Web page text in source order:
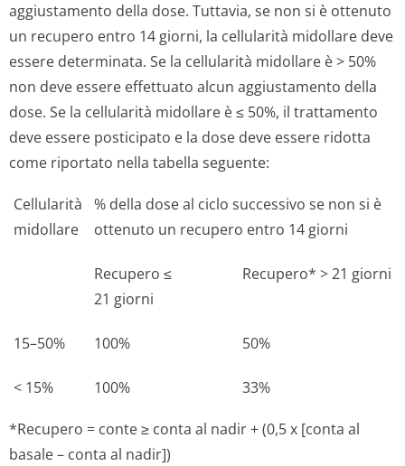
aggiustamento della dose. Tuttavia, se non si è ottenuto
un recupero entro 14 giorni, la cellularità midollare deve
essere determinata. Se la cellularità midollare è > 50%
non deve essere effettuato alcun aggiustamento della
dose. Se la cellularità midollare è ≤ 50%, il trattamento
deve essere posticipato e la dose deve essere ridotta
come riportato nella tabella seguente:
Cellularità
midollare
% della dose al ciclo successivo se non si è
ottenuto un recupero entro 14 giorni
Recupero ≤
21 giorni
Recupero* > 21 giorni
15–50% 100% 50%
< 15% 100% 33%
*Recupero = conte ≥ conta al nadir + (0,5 x [conta al
basale – conta al nadir])